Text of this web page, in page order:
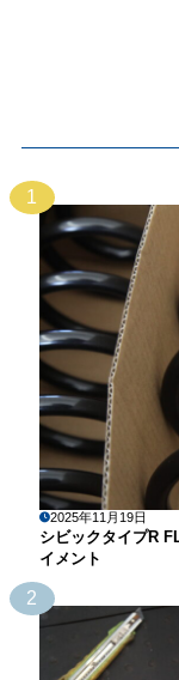
1
2025年11月19日
シビックタイプR
イメント
2